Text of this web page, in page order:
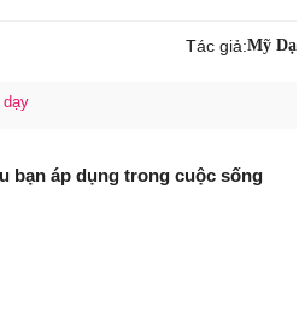
Tác giả:Mỹ Dạ
dạy
bạn áp dụng trong cuộc sống